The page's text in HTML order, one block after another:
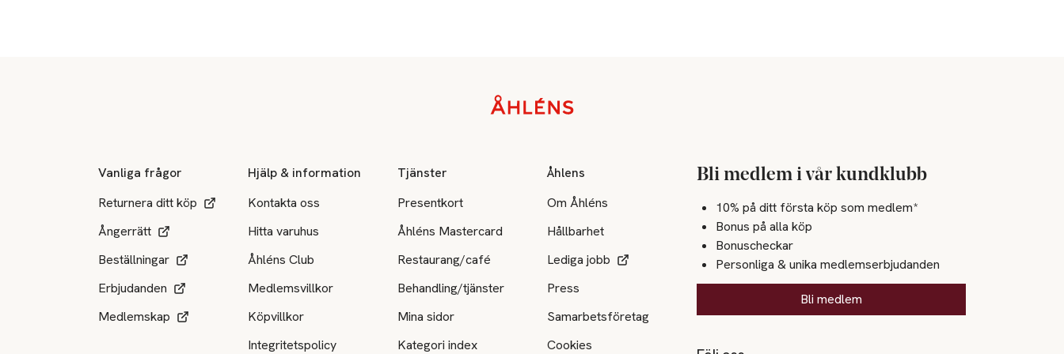
Vanliga frågor
Returnera ditt köp
Ångerrätt
Beställningar
Erbjudanden
Medlemskap
Hjälp & information
Kontakta oss
Hitta varuhus
Åhléns Club
Medlemsvillkor
Köpvillkor
Integritetspolicy
Tjänster
Presentkort
Åhléns Mastercard
Restaurang/café
Behandling/tjänster
Mina sidor
Kategori index
Åhlens
Om Åhléns
Hållbarhet
Lediga jobb
Press
Samarbetsföretag
Cookies
Bli medlem i vår kundklubb
10% på ditt första köp som medlem*
Bonus på alla köp
Bonuscheckar
Personliga & unika medlemserbjudanden
Bli medlem